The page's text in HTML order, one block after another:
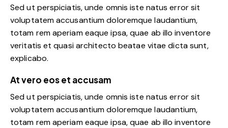
Sed ut perspiciatis, unde omnis iste natus error sit
voluptatem accusantium doloremque laudantium,
totam rem aperiam eaque ipsa, quae ab illo inventore
veritatis et quasi architecto beatae vitae dicta sunt,
explicabo.
At vero eos et accusam
Sed ut perspiciatis, unde omnis iste natus error sit
voluptatem accusantium doloremque laudantium,
totam rem aperiam eaque ipsa, quae ab illo inventore